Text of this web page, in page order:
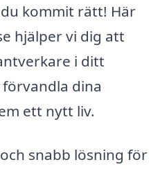
kommit rätt! Här
hjälper vi dig att
i ditt
dina
ett nytt liv.
snabb lösning för